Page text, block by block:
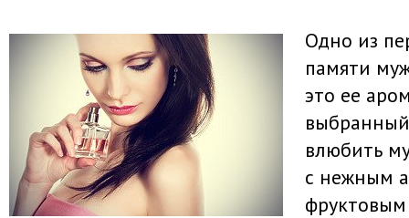
Одно из
памяти
это ее
влюбить
с нежным